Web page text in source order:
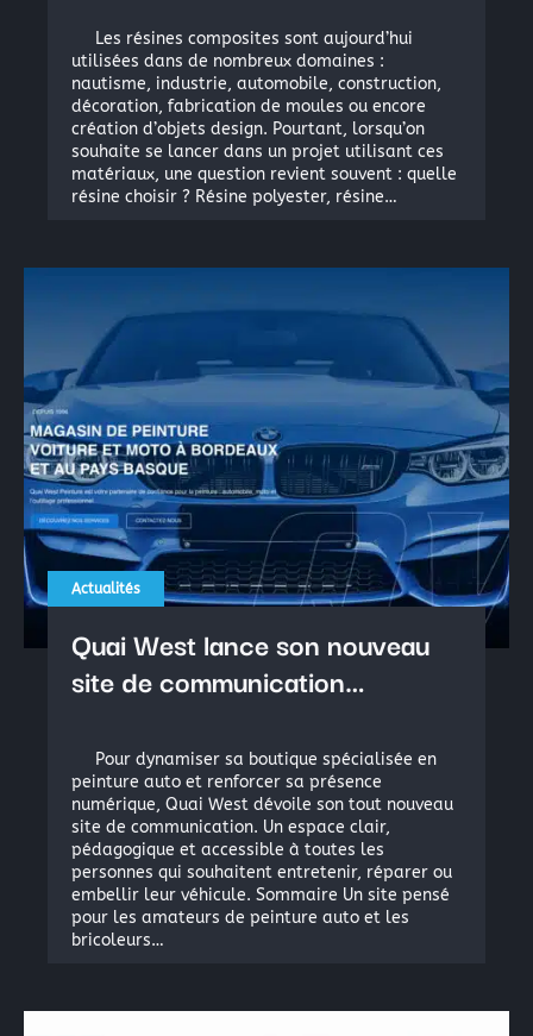
Les résines composites sont aujourd’hui
utilisées dans de nombreux domaines :
nautisme, industrie, automobile, construction,
décoration, fabrication de moules ou encore
création d’objets design. Pourtant, lorsqu’on
souhaite se lancer dans un projet utilisant ces
matériaux, une question revient souvent : quelle
résine choisir ? Résine polyester, résine…
Actualités
Quai West lance son nouveau
site de communication…
Pour dynamiser sa boutique spécialisée en
peinture auto et renforcer sa présence
numérique, Quai West dévoile son tout nouveau
site de communication. Un espace clair,
pédagogique et accessible à toutes les
personnes qui souhaitent entretenir, réparer ou
embellir leur véhicule. Sommaire Un site pensé
pour les amateurs de peinture auto et les
bricoleurs…